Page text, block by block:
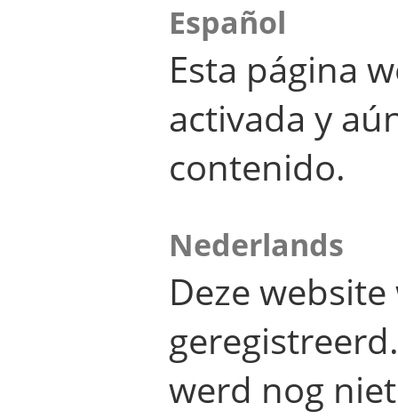
Español
Esta página
activada y
contenido.
Nederlands
Deze
werd nog